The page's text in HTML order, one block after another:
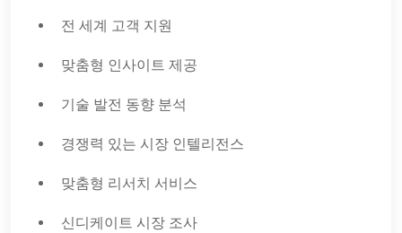
전 세계 고객 지원
맞춤형 인사이트 제공
기술 발전 동향 분석
경쟁력 있는 시장 인텔리전스
맞춤형 리서치 서비스
신디케이트 시장 조사